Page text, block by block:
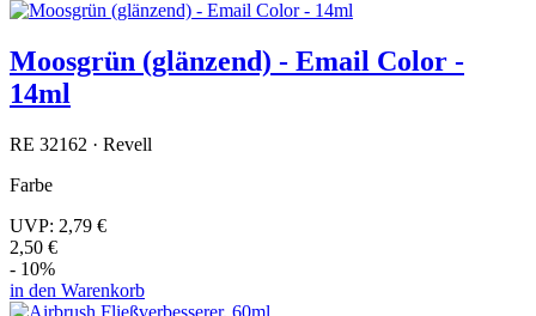
Moosgrün (glänzend) - Email Color -
14ml
RE 32162 · Revell
Farbe
UVP: 2,79 €
2,50 €
- 10%
in den Warenkorb